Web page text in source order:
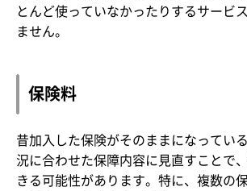
とんど使っていなかったりするサービ
ません。
保険料
昔加入した保険がそのままになってい
況に合わせた保障内容に見直すことで
きる可能性があります。特に、複数の